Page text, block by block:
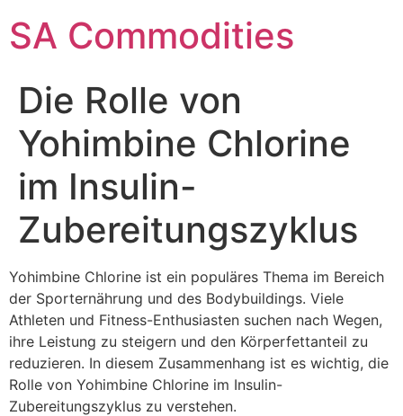
SA Commodities
Die Rolle von
Yohimbine Chlorine
im Insulin-
Zubereitungszyklus
Yohimbine Chlorine ist ein populäres Thema im Bereich
der Sporternährung und des Bodybuildings. Viele
Athleten und Fitness-Enthusiasten suchen nach Wegen,
ihre Leistung zu steigern und den Körperfettanteil zu
reduzieren. In diesem Zusammenhang ist es wichtig, die
Rolle von Yohimbine Chlorine im Insulin-
Zubereitungszyklus zu verstehen.